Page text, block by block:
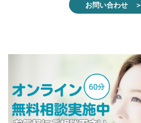
お問い合わせ ＞